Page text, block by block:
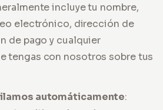
incluye tu nombre,
electrónico, dirección de
de pago y cualquier
tengas con nosotros sobre tus
automáticamente: